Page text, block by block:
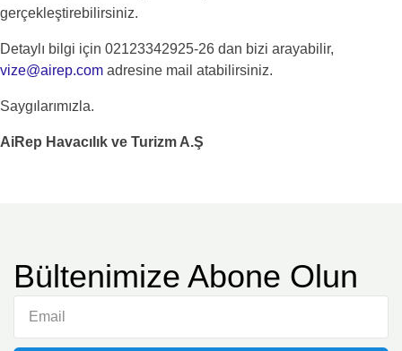
gerçekleştirebilirsiniz.
Detaylı bilgi için 02123342925-26 dan bizi arayabilir,
vize@airep.com adresine mail atabilirsiniz.
Saygılarımızla.
AiRep Havacılık ve Turizm A.Ş
Bültenimize Abone Olun